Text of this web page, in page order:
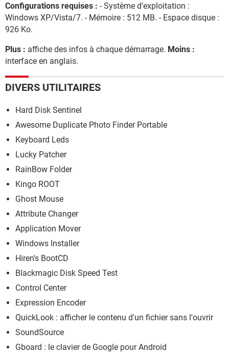
Configurations requises : - Système d’exploitation :
Windows XP/Vista/7. - Mémoire : 512 MB. - Espace disque :
926 Ko.
Plus : affiche des infos à chaque démarrage. Moins :
interface en anglais.
DIVERS UTILITAIRES
Hard Disk Sentinel
Awesome Duplicate Photo Finder Portable
Keyboard Leds
Lucky Patcher
RainBow Folder
Kingo ROOT
Ghost Mouse
Attribute Changer
Application Mover
Windows Installer
Hiren's BootCD
Blackmagic Disk Speed Test
Control Center
Expression Encoder
QuickLook : afficher le contenu d'un fichier sans l'ouvrir
SoundSource
Gboard : le clavier de Google pour Android